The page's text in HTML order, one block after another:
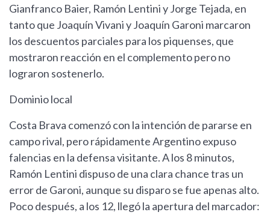
Gianfranco Baier, Ramón Lentini y Jorge Tejada, en
tanto que Joaquín Vivani y Joaquín Garoni marcaron
los descuentos parciales para los piquenses, que
mostraron reacción en el complemento pero no
lograron sostenerlo.
Dominio local
Costa Brava comenzó con la intención de pararse en
campo rival, pero rápidamente Argentino expuso
falencias en la defensa visitante. A los 8 minutos,
Ramón Lentini dispuso de una clara chance tras un
error de Garoni, aunque su disparo se fue apenas alto.
Poco después, a los 12, llegó la apertura del marcador: